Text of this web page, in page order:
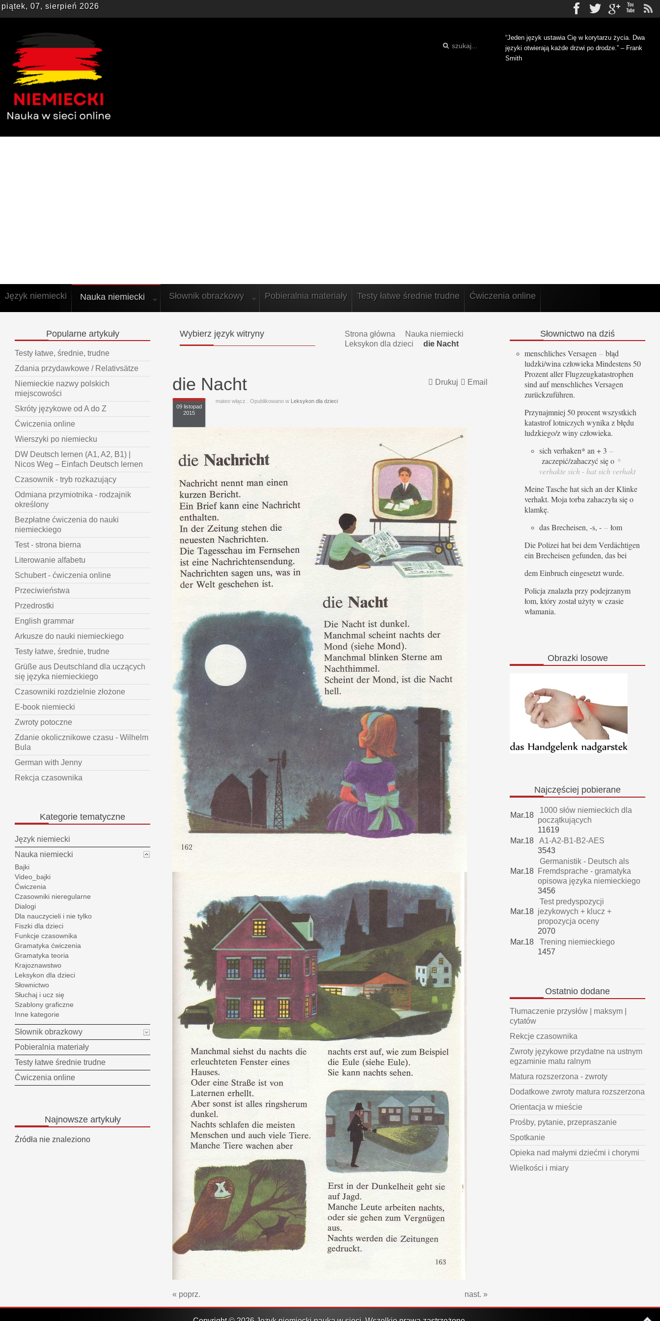
piątek, 07, sierpień 2026 Facebook
Twittergplus
“Jeden język ustawia Cię w korytarzu życia. Dwa
języki otwierają każde drzwi po drodze.” – Frank
Smith
Język niemiecki Nauka niemiecki Słownik obrazkowy Pobieralnia materiały Testy łatwe średnie trudne Ćwiczenia online
Wybierz język witryny Strona główna
Nauka niemiecki
Leksykon dla dzieci
die Nacht
Email
Drukuj
die Nacht
mateo włącz
09 listopad
2015
. Opublikowano w Leksykon dla dzieci
« poprz. nast. »
Popularneartykuły
Testy łatwe, średnie, trudne
Zdania przydawkowe / Relativsätze
Niemieckie nazwy polskich
miejscowości
Skróty językowe od A do Z
Ćwiczenia online
Wierszyki po niemiecku
DW Deutsch lernen (A1, A2, B1) |
Nicos Weg – Einfach Deutsch lernen
Czasownik - tryb rozkazujący
Odmiana przymiotnika - rodzajnik
określony
Bezpłatne ćwiczenia do nauki
niemieckiego
Test - strona bierna
Literowanie alfabetu
Schubert - ćwiczenia online
Przeciwieństwa
Przedrostki
English grammar
Arkusze do nauki niemieckiego
Testy łatwe, średnie, trudne
Grüße aus Deutschland dla uczących
się języka niemieckiego
Czasowniki rozdzielnie złożone
E-book niemiecki
Zwroty potoczne
Zdanie okolicznikowe czasu - Wilhelm
Bula
German with Jenny
Rekcja czasownika
Kategorie tematyczne
Język niemiecki
Nauka niemiecki
Bajki
Video_bajki
Ćwiczenia
Czasowniki nieregularne
Dialogi
Dla nauczycieli i nie tylko
Fiszki dla dzieci
Funkcje czasownika
Gramatyka ćwiczenia
Gramatyka teoria
Krajoznawstwo
Leksykon dla dzieci
Słownictwo
Słuchaj i ucz się
Szablony graficzne
Inne kategorie
Słownik obrazkowy
Pobieralnia materiały
Testy łatwe średnie trudne
Ćwiczenia online
Najnowszeartykuły
Źródła nie znaleziono
Słownictwo na dziś
menschliches Versagen – błąd
ludzki/wina człowieka Mindestens 50
Prozent aller Flugzeugkatastrophen
sind auf menschliches Versagen
zurückzuführen.
Przynajmniej 50 procent wszystkich
katastrof lotniczych wynika z błędu
ludzkiego/z winy człowieka.
sich verhaken* an + 3 –
zaczepić/zahaczyć się o *
verhakte sich - hat sich verhakt
Meine Tasche hat sich an der Klinke
verhakt. Moja torba zahaczyła się o
klamkę.
das Brecheisen, -s, - – łom
Die Polizei hat bei dem Verdächtigen
ein Brecheisen gefunden, das bei
dem Einbruch eingesetzt wurde.
Policja znalazła przy podejrzanym
łom, który został użyty w czasie
włamania.
Obrazki losowe
Najczęściej pobierane
Mar.18
1000 słów niemieckich dla
początkujących
11619
Mar.18
A1-A2-B1-B2-AES
3543
Mar.18
Germanistik - Deutsch als
Fremdsprache - gramatyka
opisowa języka niemieckiego
3456
Mar.18
Test predyspozycji
jezykowych + klucz +
propozycja oceny
2070
Mar.18
Trening niemieckiego
1457
Ostatnio dodane
Tłumaczenie przysłów | maksym |
cytatów
Rekcje czasownika
Zwroty językowe przydatne na ustnym
egzaminie matu ralnym
Matura rozszerzona - zwroty
Dodatkowe zwroty matura rozszerzona
Orientacja w mieście
Prośby, pytanie, przepraszanie
Spotkanie
Opieka nad małymi dziećmi i chorymi
Wielkości i miary